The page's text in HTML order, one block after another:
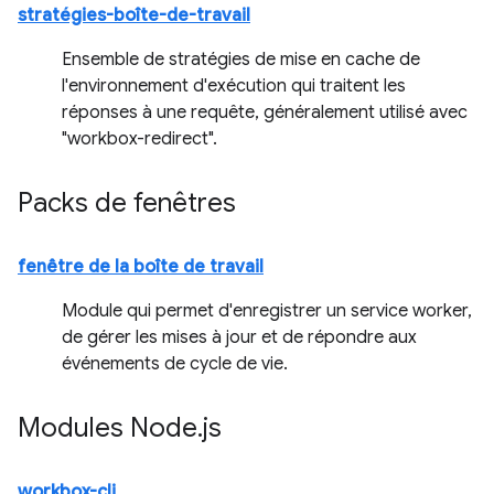
stratégies-boîte-de-travail
Ensemble de stratégies de mise en cache de
l'environnement d'exécution qui traitent les
réponses à une requête, généralement utilisé avec
"workbox-redirect".
Packs de fenêtres
fenêtre de la boîte de travail
Module qui permet d'enregistrer un service worker,
de gérer les mises à jour et de répondre aux
événements de cycle de vie.
Modules Node.js